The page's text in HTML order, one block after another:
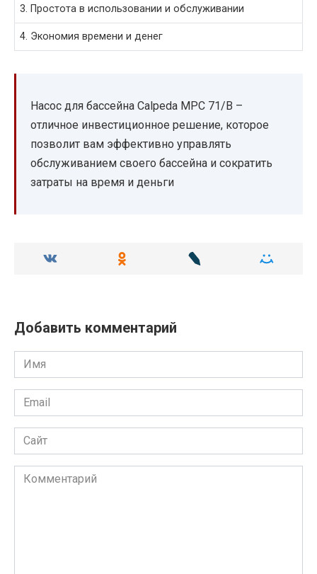
3. Простота в использовании и обслуживании
4. Экономия времени и денег
Насос для бассейна Calpeda MPC 71/B –
отличное инвестиционное решение, которое
позволит вам эффективно управлять
обслуживанием своего бассейна и сократить
затраты на время и деньги
Добавить комментарий
Имя
Email
Сайт
Комментарий